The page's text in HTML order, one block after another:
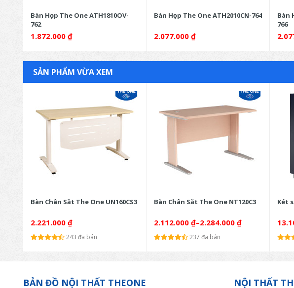
Bàn Họp The One ATH1810OV-
762
1.872.000 ₫
Bàn Họp The One ATH2010CN-764
2.077.000 ₫
Bàn
766
SẢN PHẨM VỪA XEM
Bàn Chân Sắt The One UN160CS3
2.221.000 ₫
243 đã bán
Bàn Chân Sắt The One NT120C3
2.112.000 ₫–2.284.000 ₫
237 đã bán
Két
BẢN ĐỒ NỘI THẤT THEONE NỘI THẤT